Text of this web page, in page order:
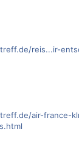
reis...ir-
air-france-